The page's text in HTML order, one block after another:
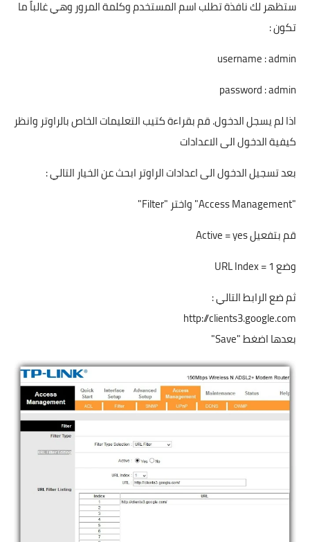
ستظهر لك نافذة تطلب اسم المستخدم وكلمة المرور وهي غالباً ما
تكون :
username : admin
password : admin
اذا لم يسجل الدخول. قم بقراءة كتيب التعليمات الخاص بالراوتر وانظر
كيفية الدخول الى الاعدادات
بعد تسجيل الدخول الى اعدادات الراوتر ابحث عن الخيار التالي :
"Access Management" واختر "Filter"
قم بتفعيل Active = yes
وضع URL Index = 1
ثم ضع الرابط التالي :
http://clients3.google.com
بعدها اضغط "Save"